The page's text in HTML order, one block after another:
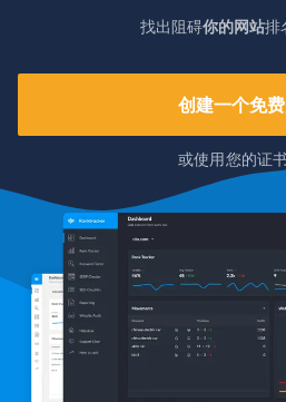
找出阻碍你的网站排
创建一个免
或使用您的证书